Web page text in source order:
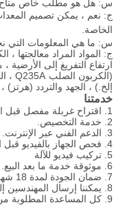
س: هل هو مطلب خاص
ج: نعم ، يمكن تصميم
الخاصة.
س: ما هي المعلومات التي
ج: المواد المراد معالجتها ،
ارتفاع التفريغ إلى الأرضية ،
إلخ.) ، الجهد والتردد (هرتز) ،
خدمتنا
1. اقتراح غربلة مفصل قبل البيع.
2. خدمة التخصيص.
3. الدعم الفني عبر الإنترنت.
4. فحص الجهاز بالفيديو قبل التسليم
5. تركيب فيديو للآلة
6. موثوقة خدمة ما بعد البيع.
7. ضمان الجودة لمدة 18 شهرًا والمساعدة الفنية مدى الحياة.
8. يمكننا إرسال المهندسين إلى شركة العملاء للحصول على المساعدة.
9. كل المساعدة المطلوبة من العملاء.